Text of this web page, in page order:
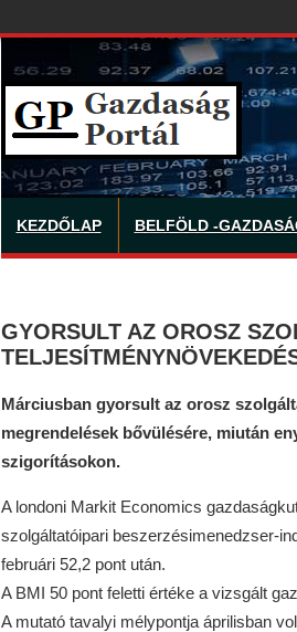
KEZDŐLAP BELFÖLD -
GYORSULT AZ OROSZ
Márciusban gyorsult az orosz
megrendelések bővülésére, miután
szigorításokon.
A londoni Markit Economics
szolgáltatóipari beszerzésimenedzser-
februári 52,2 pont után.
A BMI 50 pont feletti értéke a vizsgált
A mutató tavalyi mélypontja áprilisban